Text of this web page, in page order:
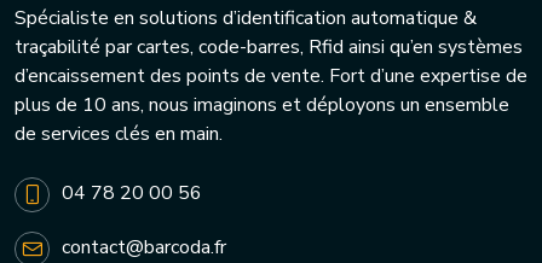
Spécialiste en solutions d’identification automatique &
traçabilité par cartes, code-barres, Rfid ainsi qu’en systèmes
d’encaissement des points de vente. Fort d’une expertise de
plus de 10 ans, nous imaginons et déployons un ensemble
de services clés en main.
04 78 20 00 56
contact@barcoda.fr